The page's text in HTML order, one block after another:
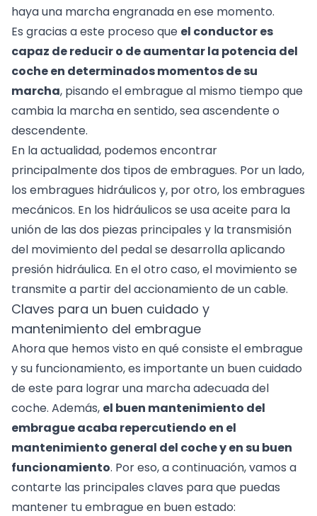
haya una marcha engranada en ese momento.
Es gracias a este proceso que el conductor es
capaz de reducir o de aumentar la potencia del
coche en determinados momentos de su
marcha, pisando el embrague al mismo tiempo que
cambia la marcha en sentido, sea ascendente o
descendente.
En la actualidad, podemos encontrar
principalmente dos tipos de embragues. Por un lado,
los embragues hidráulicos y, por otro, los embragues
mecánicos. En los hidráulicos se usa aceite para la
unión de las dos piezas principales y la transmisión
del movimiento del pedal se desarrolla aplicando
presión hidráulica. En el otro caso, el movimiento se
transmite a partir del accionamiento de un cable.
Claves para un buen cuidado y
mantenimiento del embrague
Ahora que hemos visto en qué consiste el embrague
y su funcionamiento, es importante un buen cuidado
de este para lograr una marcha adecuada del
coche. Además, el buen mantenimiento del
embrague acaba repercutiendo en el
mantenimiento general del coche y en su buen
funcionamiento. Por eso, a continuación, vamos a
contarte las principales claves para que puedas
mantener tu embrague en buen estado: